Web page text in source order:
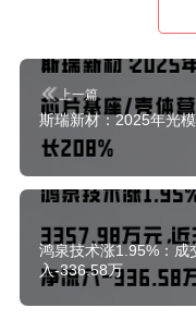
上一篇
斯瑞新材：2025年光
鸿泉技术涨1.95%：
入-336.58万